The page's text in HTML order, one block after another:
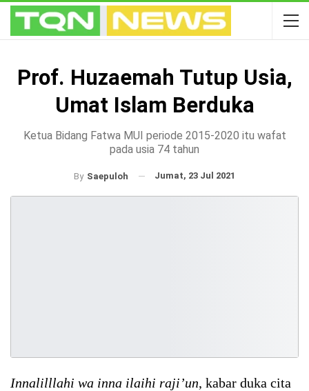
Prof. Huzaemah Tutup Usia,
Umat Islam Berduka
Ketua Bidang Fatwa MUI periode 2015-2020 itu wafat
pada usia 74 tahun
By Saepuloh Jumat, 23 Jul 2021
Innalilllahi wa inna ilaihi raji’un, kabar duka cita